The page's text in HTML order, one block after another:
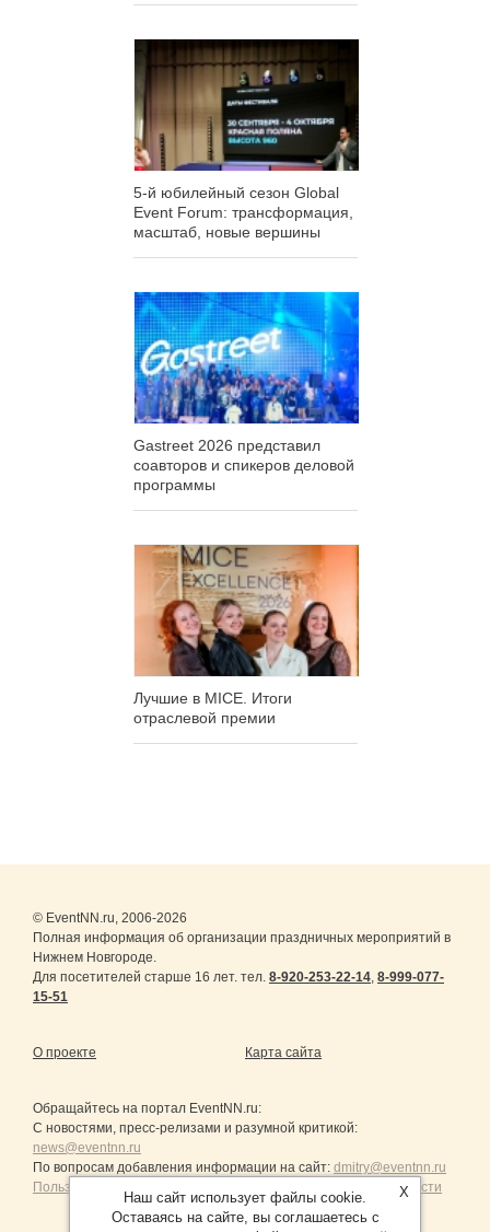
5-й юбилейный сезон Global
Event Forum: трансформация,
масштаб, новые вершины
Gastreet 2026 представил
соавторов и спикеров деловой
программы
Лучшие в MICE. Итоги
отраслевой премии
© EventNN.ru, 2006-2026
Полная информация об организации праздничных мероприятий в
Нижнем Новгороде.
Для посетителей старше 16 лет. тел. 8-920-253-22-14 8-999-077-
15-51
О проекте Карта сайта
Обращайтесь на портал EventNN.ru:
С новостями, пресс-релизами и разумной критикой:
news@eventnn.ru
По вопросам добавления информации на сайт: dmitry@eventnn.ru
Пользовательское Соглашение и политика конфиденциальности
X
Наш сайт использует файлы cookie.
Оставаясь на сайте, вы соглашаетесь с